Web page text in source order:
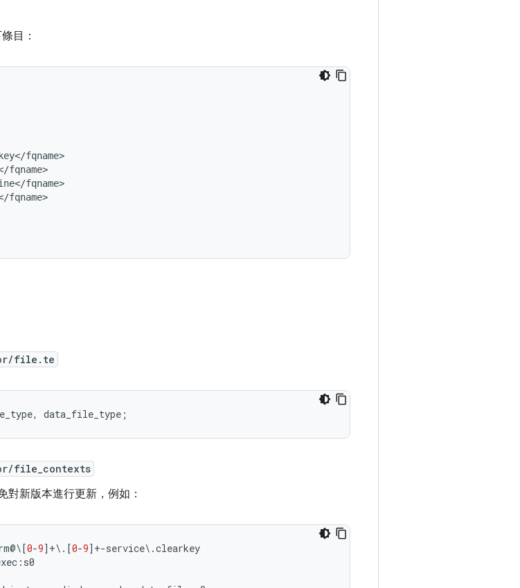
目：
fqname>
fqname>
fqname>
fqname>
file.te
, data_file_type ;
file_contexts
新版本進行更新，例如：
\[0-9]+\.[0-9]+-service\.clearkey
: s0